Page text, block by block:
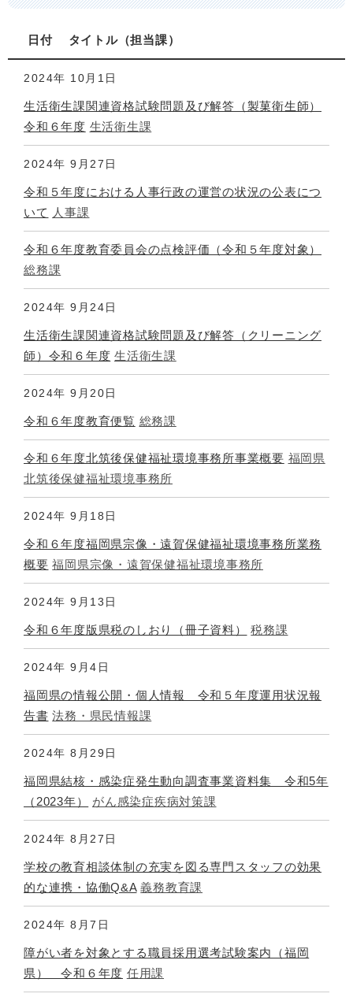
日付 タイトル 担当課
2024年 10月1日
生活衛生課関連資格試験問題及び解答（製菓衛生師）
令和６年度 生活衛生課
2024年 9月27日
令和５年度における人事行政の運営の状況の公表につ
いて 人事課
令和６年度教育委員会の点検評価（令和５年度対象）
総務課
2024年 9月24日
生活衛生課関連資格試験問題及び解答（クリーニング
師）令和６年度 生活衛生課
2024年 9月20日
令和６年度教育便覧 総務課
令和６年度北筑後保健福祉環境事務所事業概要 福岡県
北筑後保健福祉環境事務所
2024年 9月18日
令和６年度福岡県宗像・遠賀保健福祉環境事務所業務
概要 福岡県宗像・遠賀保健福祉環境事務所
2024年 9月13日
令和６年度版県税のしおり（冊子資料） 税務課
2024年 9月4日
福岡県の情報公開・個人情報 令和５年度運用状況報
告書 法務・県民情報課
2024年 8月29日
福岡県結核・感染症発生動向調査事業資料集 令和5年
（2023年）
がん感染症疾病対策課
2024年 8月27日
学校の教育相談体制の充実を図る専門スタッフの効果
的な連携・協働Q&A 義務教育課
2024年 8月7日
障がい者を対象とする職員採用選考試験案内（福岡
県） 令和６年度 任用課